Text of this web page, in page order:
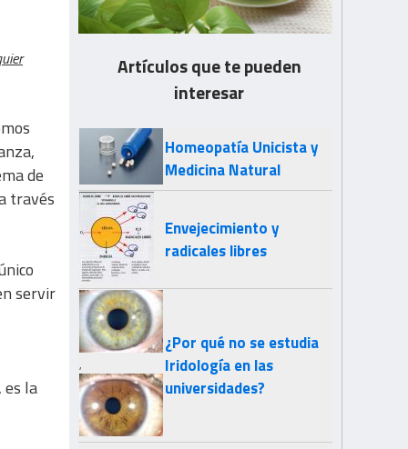
de
través
servir
es la
Artículos que te pueden
interesar
Homeopatía Unicista y
Medicina Natural
Envejecimiento y
radicales libres
,
¿Por qué no se estudia
Iridología en las
universidades?